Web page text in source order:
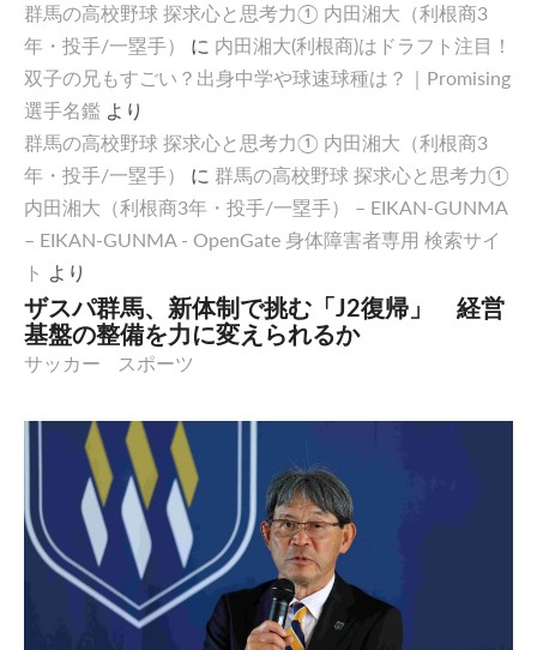
群馬の高校野球 探求心と思考力① 内田湘大（利根商3
年・投手/一塁手）
に 内田湘大(利根商)はドラフト注目！
双子の兄もすごい？出身中学や球速球種は？｜Promising
選手名鑑 より
群馬の高校野球 探求心と思考力① 内田湘大（利根商3
年・投手/一塁手）
に 群馬の高校野球 探求心と思考力①
内田湘大（利根商3年・投手/一塁手） – EIKAN-GUNMA
– EIKAN-GUNMA - OpenGate 身体障害者専用 検索サイ
ト より
ザスパ群馬、新体制で挑む「J2復帰」 経営
基盤の整備を力に変えられるか
サッカー スポーツ